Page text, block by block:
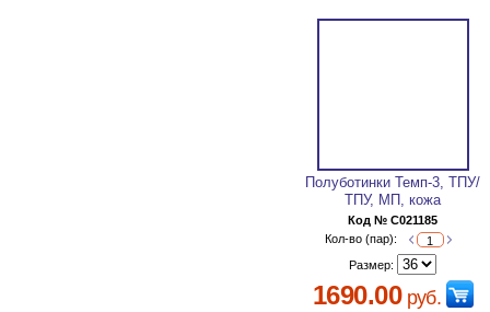
Полуботинки Темп-3, ТПУ/
ТПУ, МП, кожа
Код № C021185
Кол-во (пар):
Размер:
1690.00руб.